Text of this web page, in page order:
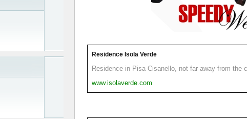
Residence Isola Verde
Residence in Pisa Cisanello, not far away from the
www.isolaverde.com